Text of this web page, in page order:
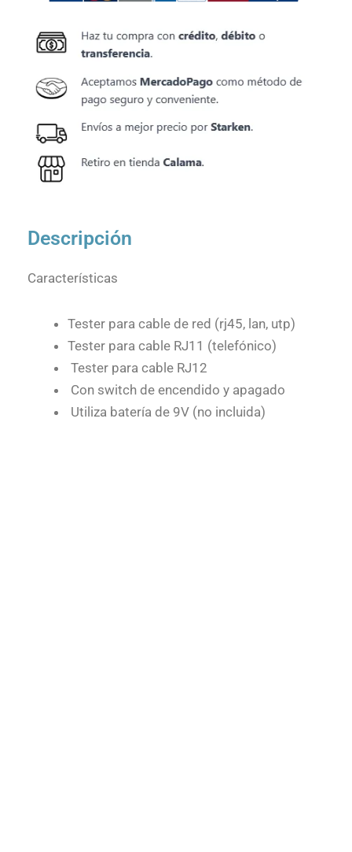
Descripción
Características
Tester para cable de red (rj45, lan, utp)
Tester para cable RJ11 (telefónico)
Tester para cable RJ12
Con switch de encendido y apagado
Utiliza batería de 9V (no incluida)